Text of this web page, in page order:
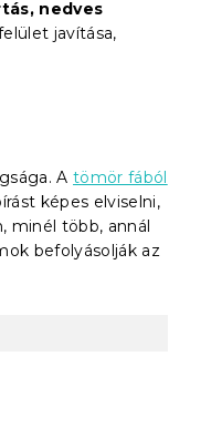
nedves
javítása,
Atömör fából
képes elviselni,
minél több, annál
befolyásolják az